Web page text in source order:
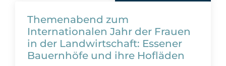
Themenabend zum
Internationalen Jahr der Frauen
in der Landwirtschaft: Essener
Bauernhöfe und ihre Hofläden